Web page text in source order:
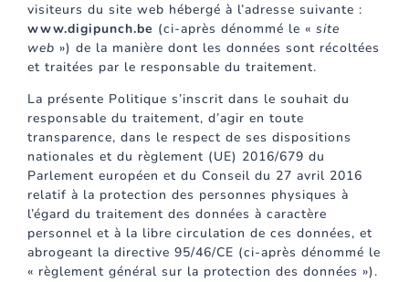
visiteurs du site web hébergé à l’adresse suivante :
www.digipunch.be (ci-après dénommé le « site
web ») de la manière dont les données sont récoltées
et traitées par le responsable du traitement.
La présente Politique s’inscrit dans le souhait du
responsable du traitement, d’agir en toute
transparence, dans le respect de ses dispositions
nationales et du règlement (UE) 2016/679 du
Parlement européen et du Conseil du 27 avril 2016
relatif à la protection des personnes physiques à
l’égard du traitement des données à caractère
personnel et à la libre circulation de ces données, et
abrogeant la directive 95/46/CE (ci-après dénommé le
« règlement général sur la protection des données »).